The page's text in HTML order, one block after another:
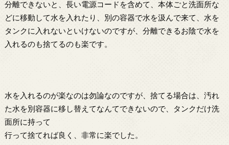
分離できないと、長い電源コードを含めて、本体ごと洗面所な
どに移動して水を入れたり、別の容器で水を汲んで来て、水を
タンクに入れないといけないのですが、分離できるお陰で水を
入れるのも捨てるのも楽です。
水を入れるのが楽なのは勿論なのですが、捨てる場合は、汚れ
た水を別容器に移し替えてなんてできないので、タンクだけ洗
面所に持って
行って捨てれば良く、非常に楽でした。